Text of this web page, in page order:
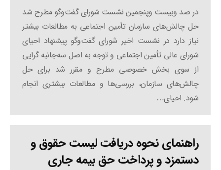
در صد وبیست‌ وپنجمین نشست شورای گفت‌وگو مطرح شد
حل چالش‌های سازمان تأمین اجتماعی به مطالعات بیشتر
نیاز دارد در نشست اخیر شورای گفت‌وگو پیشنهاد احیای
شورای عالی تأمین اجتماعی و توجه به اصل سه‌جانبه‌ گرایی
از سوی بخش خصوصی مطرح و مقرر شد برای حل
چالش‌های سازمان، بررسی‌ها و مطالعات بیشتری انجام
شود. احیای…
راهنمای نحوه دریافت لیست حقوق و
دستمزد و پرداخت حق بیمه جاری